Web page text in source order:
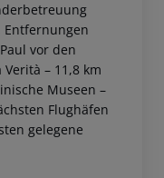
Entfernungen
vor den
– 11,8 km
Museen –
Flughäfen
gelegene